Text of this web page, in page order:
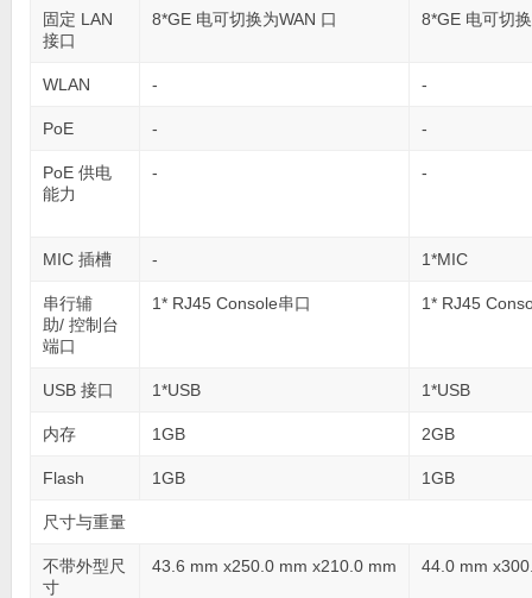
固定 LAN
接口
8*GE 电可切换为WAN 口 8*GE 电可切
WLAN - -
PoE - -
PoE 供电
能力
- -
MIC 插槽 - 1*MIC
串行辅
助/ 控制台
端口
1* RJ45 Console串口 1* RJ45
USB 接口 1*USB 1*USB
内存 1GB 2GB
Flash 1GB 1GB
尺寸与重量
不带外型尺
寸
43.6 mm x250.0 mm x210.0 mm 44.0 mm